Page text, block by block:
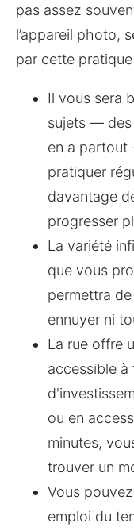
pas assez
l’appareil photo,
par cette
Il vous sera
sujets —
en a partout
pratiquer
davantage
progresser
La variété
que vous
permettra
ennuyer ni
La rue offre
accessible à
ou en
minutes,
trouver un
Vous
emploi du